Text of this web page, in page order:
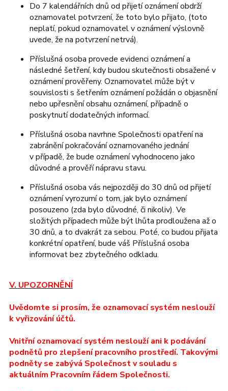
Do 7 kalendářních dnů od přijetí oznámení obdrží
oznamovatel potvrzení, že toto bylo přijato, (toto
neplatí, pokud oznamovatel v oznámení výslovně
uvede, že na potvrzení netrvá).
Příslušná osoba provede evidenci oznámení a
následné šetření, kdy budou skutečnosti obsažené v
oznámení prověřeny. Oznamovatel může být v
souvislosti s šetřením oznámení požádán o objasnění
nebo upřesnění obsahu oznámení, případně o
poskytnutí dodatečných informací.
Příslušná osoba navrhne Společnosti opatření na
zabránění pokračování oznamovaného jednání
v případě, že bude oznámení vyhodnoceno jako
důvodné a prověří nápravu stavu.
Příslušná osoba vás nejpozději do 30 dnů od přijetí
oznámení vyrozumí o tom, jak bylo oznámení
posouzeno (zda bylo důvodné, či nikoliv). Ve
složitých případech může být lhůta prodloužena až o
30 dnů, a to dvakrát za sebou. Poté, co budou přijata
konkrétní opatření, bude váš Příslušná osoba
informovat bez zbytečného odkladu.
V. UPOZORNĚNÍ
Uvědomte si prosím, že oznamovací systém neslouží
k vyřizování účtů.
Vnitřní oznamovací systém neslouží ani k podávání
podnětů pro zlepšení pracovního prostředí. Takovými
podněty se zabývá Společnost v souladu s
aktuálním Pracovním řádem Společnosti.